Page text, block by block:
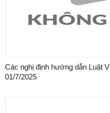
Các nghị định hướng dẫn Luật
01/7/2025